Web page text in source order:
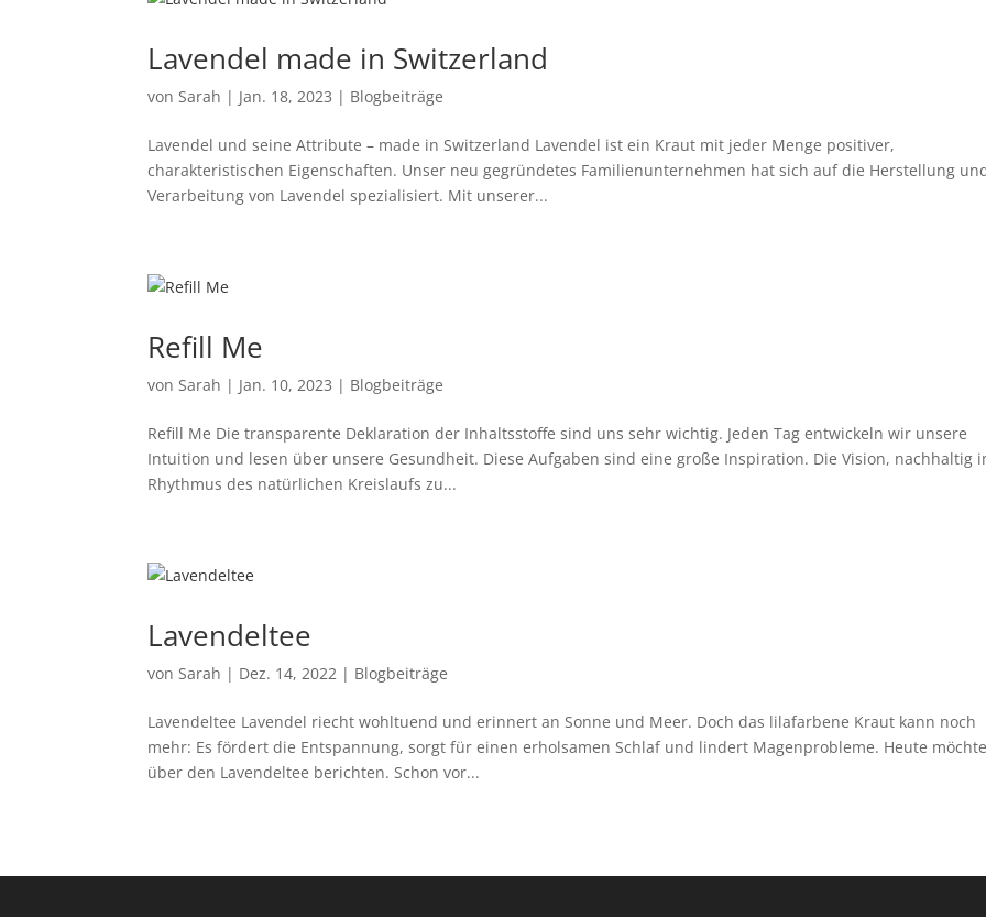
Lavendel made in Switzerland
vonSarah | Jan. 18, 2023 | Blogbeiträge
Lavendel und seine Attribute – made in Switzerland Lavendel ist ein Kraut mit jeder Menge positiver,
charakteristischen Eigenschaften. Unser neu gegründetes Familienunternehmen hat sich auf die Herstellung
Verarbeitung von Lavendel spezialisiert. Mit unserer...
Refill Me
vonSarah | Jan. 10, 2023 | Blogbeiträge
Refill Me Die transparente Deklaration der Inhaltsstoffe sind uns sehr wichtig. Jeden Tag entwickeln wir unsere
Intuition und lesen über unsere Gesundheit. Diese Aufgaben sind eine große Inspiration. Die Vision, nachhaltig
Rhythmus des natürlichen Kreislaufs zu...
Lavendeltee
vonSarah | Dez. 14, 2022 | Blogbeiträge
Lavendeltee Lavendel riecht wohltuend und erinnert an Sonne und Meer. Doch das lilafarbene Kraut kann noch
mehr: Es fördert die Entspannung, sorgt für einen erholsamen Schlaf und lindert Magenprobleme. Heute
über den Lavendeltee berichten. Schon vor...